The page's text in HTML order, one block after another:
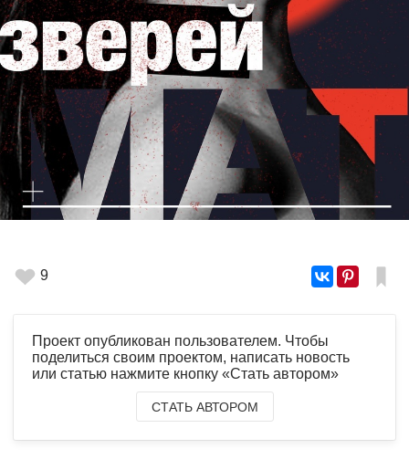
9
Проект опубликован пользователем. Чтобы
поделиться своим проектом, написать новость
или статью нажмите кнопку «Стать автором»
СТАТЬ АВТОРОМ